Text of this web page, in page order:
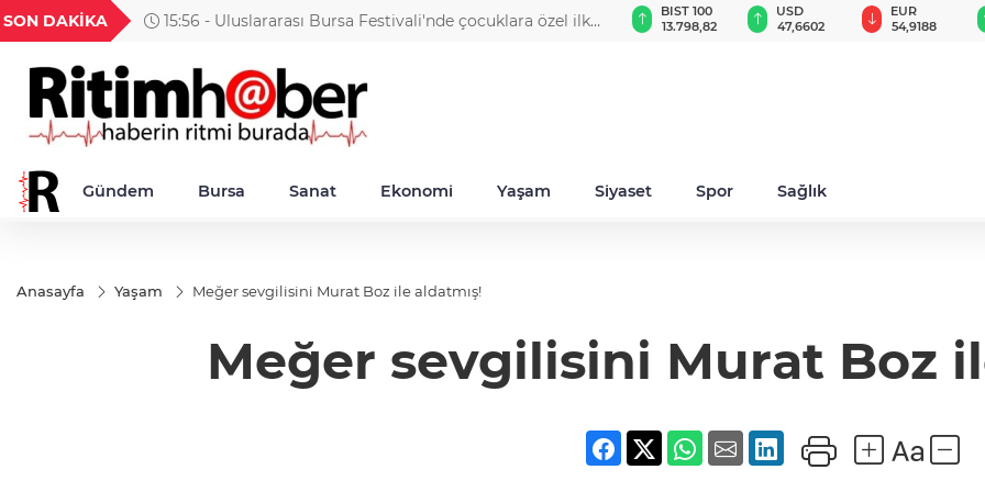
SON DAKİKA
15:56 - Uluslararası Bursa Festivali'nde çocuklara özel ilk
18,2257
TND
16,2552
BGN
28,0626
VND
0,0018
GAU/TRY
6.513,09
BIST 100
13.798,82
USD
47,6602
EUR
54,9188
Gündem Bursa Sanat Ekonomi Yaşam Siyaset Spor Sağlık
Anasayfa Yaşam Meğer sevgilisini Murat Boz ile aldatmış!
Meğer sevgilisini Murat Boz